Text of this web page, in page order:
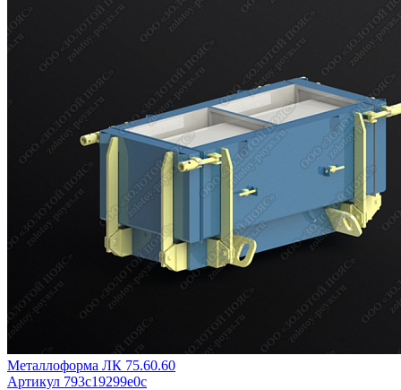
Металлоформа ЛК 75.60.60
Артикул 793c19299e0c